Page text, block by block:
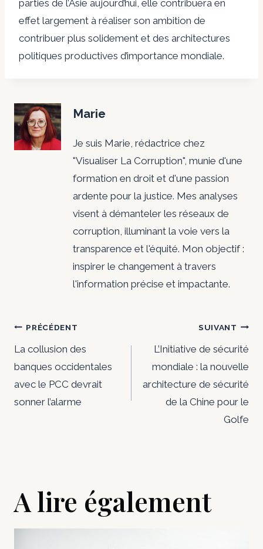
parties de l’Asie aujourd’hui, elle contribuera en
effet largement à réaliser son ambition de
contribuer plus solidement et des architectures
politiques productives d’importance mondiale.
Marie
Je suis Marie, rédactrice chez
"Visualiser La Corruption", munie d'une
formation en droit et d'une passion
ardente pour la justice. Mes analyses
visent à démanteler les réseaux de
corruption, illuminant la voie vers la
transparence et l'équité. Mon objectif :
inspirer le changement à travers
l'information précise et impactante.
Navigation
de
l’article
PRÉCÉDENT
La collusion des
banques occidentales
avec le PCC devrait
sonner l’alarme
SUIVANT
L’Initiative de sécurité
mondiale : la nouvelle
architecture de sécurité
de la Chine pour le
Golfe
A lire également